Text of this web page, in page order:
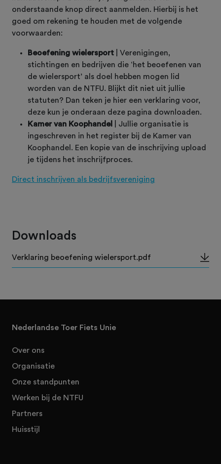
onderstaande knop direct aanmelden. Hierbij is het
goed om rekening te houden met de volgende
voorwaarden:
Beoefening wielersport | Verenigingen,
stichtingen en bedrijven die ‘het beoefenen van
de wielersport’ als doel hebben mogen lid
worden van de NTFU. Blijkt dit niet uit jullie
statuten? Dan teken je hier een verklaring voor,
deze kun je onderaan deze pagina downloaden.
Kamer van Koophandel
| Jullie organisatie is
ingeschreven in het register bij de Kamer van
Koophandel. Een kopie van de inschrijving upload
je tijdens het inschrijfproces.
Direct inschrijven als bedrijfsvereniging
Downloads
Verklaring beoefening wielersport.pdf
Nederlandse Toer Fiets Unie
Over ons
Organisatie
Onze standpunten
Werken bij de NTFU
Partners
Huisstijl